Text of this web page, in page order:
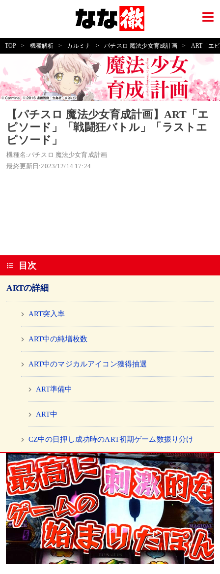
TOP > 機種解析 > カルミナ > パチスロ 魔法少女育成計画 > ART「エ
【パチスロ 魔法少女育成計画】ART「エ
ピソード」「戦闘狂バトル」「ラストエ
ピソード」
機種名:パチスロ 魔法少女育成計画
最終更新日:2023/12/14 17:24
目次
ARTの詳細
ART突入率
ART中の純増枚数
ART中のマジカルアイコン獲得抽選
ART準備中
ART中
CZ中の目押し成功時のART初期ゲーム数振り分け
CZ成功時のART種別振り分け
5の倍数セット以外
5セット目・10セット目
15セット目
エピソード